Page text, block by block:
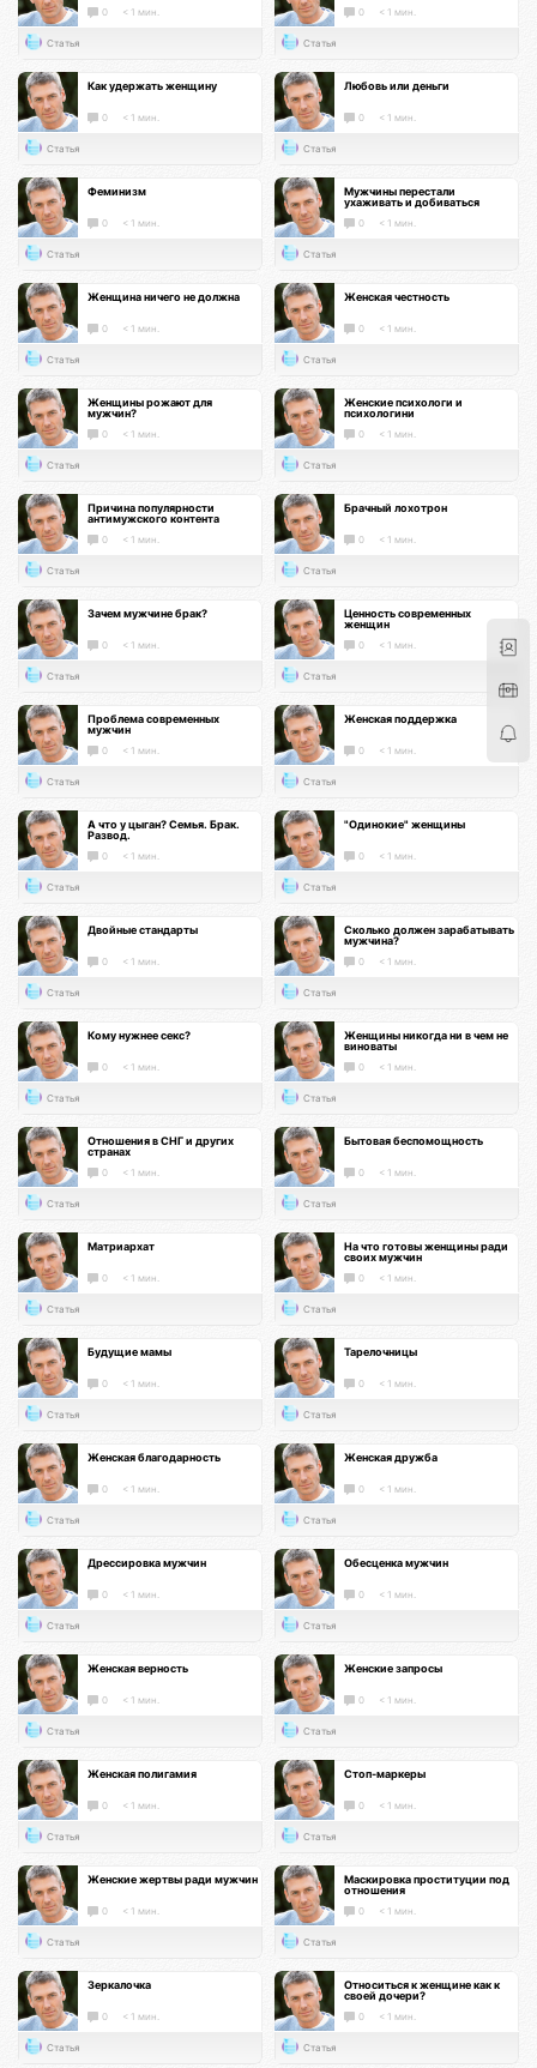
0 < 1 мин.
Статья
0 < 1 мин.
Статья
Как удержать женщину
0 < 1 мин.
Статья
Любовь или деньги
0 < 1 мин.
Статья
Феминизм
0 < 1 мин.
Статья
Мужчины перестали
ухаживать и добиваться
0 < 1 мин.
Статья
Женщина ничего не должна
0 < 1 мин.
Статья
Женская честность
0 < 1 мин.
Статья
Женщины рожают для
мужчин?
0 < 1 мин.
Статья
Женские психологи и
психологини
0 < 1 мин.
Статья
Причина популярности
антимужского контента
0 < 1 мин.
Статья
Брачный лохотрон
0 < 1 мин.
Статья
Зачем мужчине брак?
0 < 1 мин.
Статья
Ценность современных
женщин
0 < 1 мин.
Статья
Проблема современных
мужчин
0 < 1 мин.
Статья
Женская поддержка
0 < 1 мин.
Статья
А что у цыган? Семья. Брак.
Развод.
0 < 1 мин.
Статья
"Одинокие" женщины
0 < 1 мин.
Статья
Двойные стандарты
0 < 1 мин.
Статья
Сколько должен зарабатывать
мужчина?
0 < 1 мин.
Статья
Кому нужнее секс?
0 < 1 мин.
Статья
Женщины никогда ни в чем не
виноваты
0 < 1 мин.
Статья
Отношения в СНГ и других
странах
0 < 1 мин.
Статья
Бытовая беспомощность
0 < 1 мин.
Статья
Матриархат
0 < 1 мин.
Статья
На что готовы женщины ради
своих мужчин
0 < 1 мин.
Статья
Будущие мамы
0 < 1 мин.
Статья
Тарелочницы
0 < 1 мин.
Статья
Женская благодарность
0 < 1 мин.
Статья
Женская дружба
0 < 1 мин.
Статья
Дрессировка мужчин
0 < 1 мин.
Статья
Обесценка мужчин
0 < 1 мин.
Статья
Женская верность
0 < 1 мин.
Статья
Женские запросы
0 < 1 мин.
Статья
Женская полигамия
0 < 1 мин.
Статья
Стоп-маркеры
0 < 1 мин.
Статья
Женские жертвы ради мужчин
0 < 1 мин.
Статья
Маскировка проституции под
отношения
0 < 1 мин.
Статья
Зеркалочка
0 < 1 мин.
Статья
Относиться к женщине как к
своей дочери?
0 < 1 мин.
Статья